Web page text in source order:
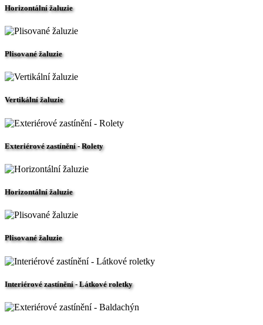
Horizontální žaluzie
Plisované žaluzie
Vertikální žaluzie
Exteriérové zastínění - Rolety
Horizontální žaluzie
Plisované žaluzie
Interiérové zastínění - Látkové roletky